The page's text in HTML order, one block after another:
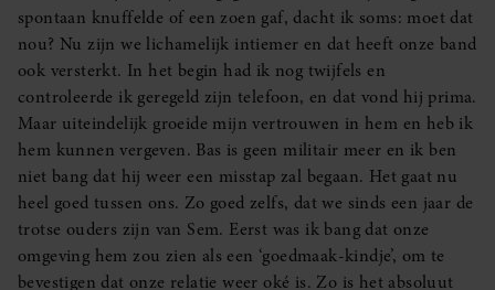
spontaan knuffelde of een zoen gaf, dacht ik soms: moet dat
nou? Nu zijn we lichamelijk intiemer en dat heeft onze band
ook versterkt. In het begin had ik nog twijfels en
controleerde ik geregeld zijn telefoon, en dat vond hij prima.
Maar uiteindelijk groeide mijn vertrouwen in hem en heb ik
hem kunnen vergeven. Bas is geen militair meer en ik ben
niet bang dat hij weer een misstap zal begaan. Het gaat nu
heel goed tussen ons. Zo goed zelfs, dat we sinds een jaar de
trotse ouders zijn van Sem. Eerst was ik bang dat onze
omgeving hem zou zien als een ‘goedmaak-kindje’, om te
bevestigen dat onze relatie weer oké is. Zo is het absoluut